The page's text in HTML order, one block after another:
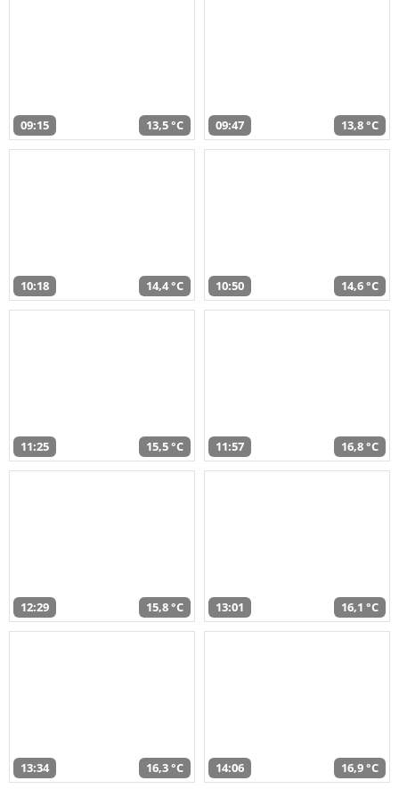
09:15 13,5 °C 09:47 13,8 °C
10:18 14,4 °C 10:50 14,6 °C
11:25 15,5 °C 11:57 16,8 °C
12:29 15,8 °C 13:01 16,1 °C
13:34 16,3 °C 14:06 16,9 °C